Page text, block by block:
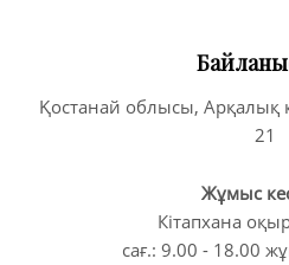
Қостанай облысы, Арқалық
21
Жұмыс
Кітапхана
сағ.: 9.00 - 18.00